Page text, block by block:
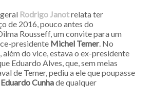
Rodrigo Janotrelata ter
de 2016, pouco antes do
Rousseff, um convite para um
presidente Michel Temer. No
além do vice, estava o ex-presidente
Eduardo Alves, que, sem meias
de Temer, pediu a ele que poupasse
Eduardo Cunhade qualquer